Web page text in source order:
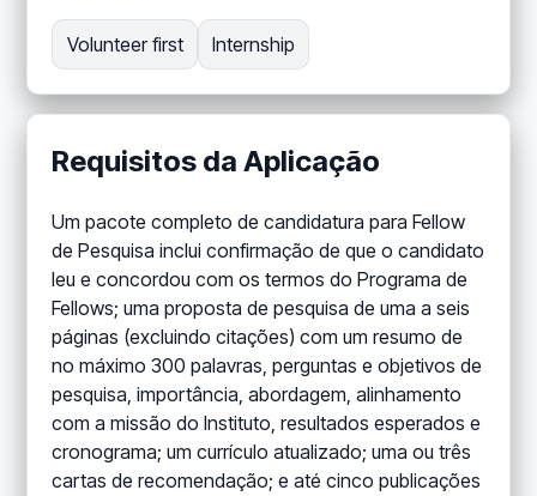
Volunteer first Internship
Requisitos da Aplicação
Um pacote completo de candidatura para Fellow
de Pesquisa inclui confirmação de que o candidato
leu e concordou com os termos do Programa de
Fellows; uma proposta de pesquisa de uma a seis
páginas (excluindo citações) com um resumo de
no máximo 300 palavras, perguntas e objetivos de
pesquisa, importância, abordagem, alinhamento
com a missão do Instituto, resultados esperados e
cronograma; um currículo atualizado; uma ou três
cartas de recomendação; e até cinco publicações